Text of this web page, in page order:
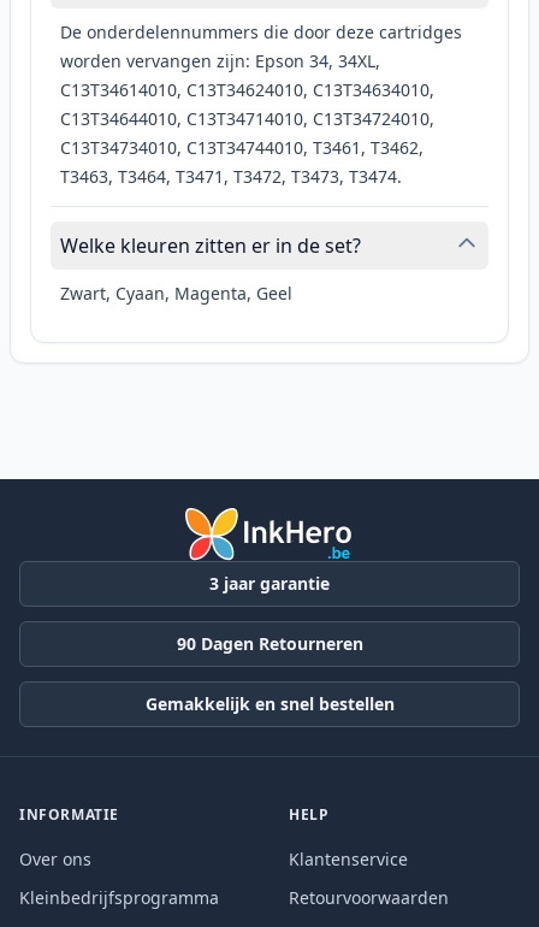
De onderdelennummers die door deze cartridges
worden vervangen zijn: Epson 34, 34XL,
C13T34614010, C13T34624010, C13T34634010,
C13T34644010, C13T34714010, C13T34724010,
C13T34734010, C13T34744010, T3461, T3462,
T3463, T3464, T3471, T3472, T3473, T3474.
Welke kleuren zitten er in de set?
Zwart, Cyaan, Magenta, Geel
3 jaar garantie
90 Dagen Retourneren
Gemakkelijk en snel bestellen
INFORMATIE
Over ons
Kleinbedrijfsprogramma
HELP
Klantenservice
Retourvoorwaarden